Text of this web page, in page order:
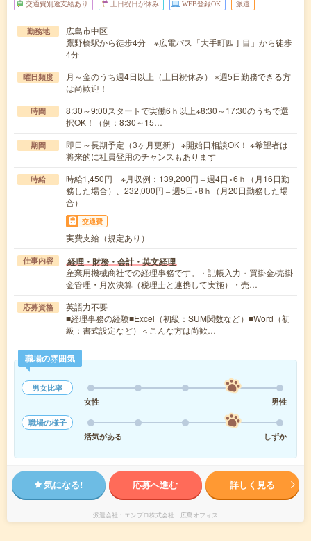
交通費別途支給あり 土日祝日が休み WEB登録OK 派遣
勤務地
広島市中区
鷹野橋駅から徒歩4分 ※広電バス「大手町四丁目」から徒歩
4分
曜日頻度
月～金のうち週4日以上（土日祝休み） ※週5日勤務できる方
は尚歓迎！
時間
8:30～9:00スタートで実働6ｈ以上※8:30～17:30のうちで選
択OK！（例：8:30～15…
期間
即日～長期予定（3ヶ月更新） ※開始日相談OK！ ※希望者は
将来的に社員登用のチャンスもあります
時給
時給1,450円 ※月収例：139,200円＝週4日×6ｈ（月16日勤
務した場合）、232,000円＝週5日×8ｈ（月20日勤務した場
合）
交通費
実費支給（規定あり）
仕事内容 経理・財務・会計・英文経理
産業用機械商社での経理事務です。・記帳入力・買掛金/売掛
金管理・月次決算（税理士と連携して実施）・売…
応募資格
英語力不要
■経理事務の経験■Excel（初級：SUM関数など）■Word（初
級：書式設定など）＜こんな方は尚歓…
職場の雰囲気
男女比率
女性
男性
職場の様子
活気がある
しずか
気になる! 応募へ進む 詳しく見る
派遣会社 エンプロ株式会社 広島オフィス